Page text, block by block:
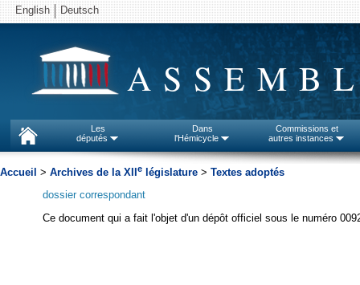
English Deutsch
Les
députés
Dans
l'Hémicycle
Commissions et
autres instances
Accueil > Archives de la XII e législature > Textes adoptés
dossier correspondant
Ce document qui a fait l'objet d'un dépôt officiel sous le numéro